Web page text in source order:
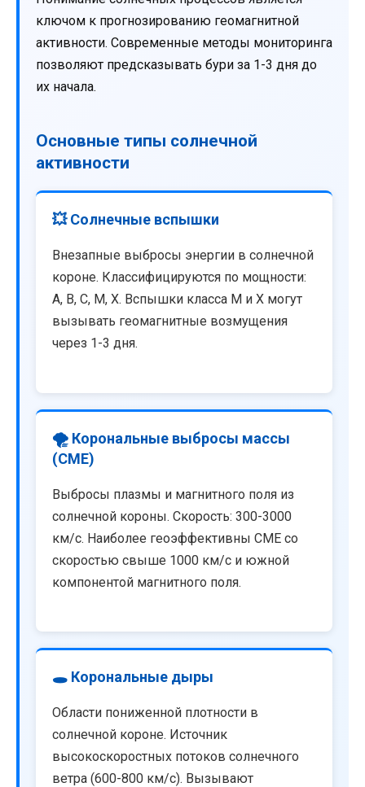
ключом к прогнозированию геомагнитной
активности. Современные методы мониторинга
позволяют предсказывать бури за 1-3 дня до
их начала.
Основные типы солнечной
активности
💥 Солнечные вспышки
Внезапные выбросы энергии в солнечной
короне. Классифицируются по мощности:
A, B, C, M, X. Вспышки класса M и X могут
вызывать геомагнитные возмущения
через 1-3 дня.
🌪️ Корональные выбросы массы
(CME)
Выбросы плазмы и магнитного поля из
солнечной короны. Скорость: 300-3000
км/с. Наиболее геоэффективны CME со
скоростью свыше 1000 км/с и южной
компонентой магнитного поля.
🕳️ Корональные дыры
Области пониженной плотности в
солнечной короне. Источник
высокоскоростных потоков солнечного
ветра (600-800 км/с). Вызывают